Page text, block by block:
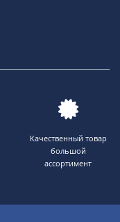
Качественный товар
большой
ассортимент